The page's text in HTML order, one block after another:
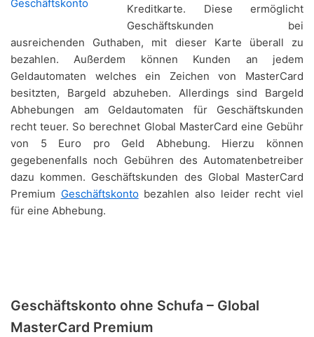
Kreditkarte. Diese ermöglicht
Geschäftskunden bei
ausreichenden Guthaben, mit dieser Karte überall zu
bezahlen. Außerdem können Kunden an jedem
Geldautomaten welches ein Zeichen von MasterCard
besitzten, Bargeld abzuheben. Allerdings sind Bargeld
Abhebungen am Geldautomaten für Geschäftskunden
recht teuer. So berechnet Global MasterCard eine Gebühr
von 5 Euro pro Geld Abhebung. Hierzu können
gegebenenfalls noch Gebühren des Automatenbetreiber
dazu kommen. Geschäftskunden des Global MasterCard
Premium Geschäftskontobezahlen also leider recht viel
für eine Abhebung.
Geschäftskonto ohne Schufa – Global
MasterCard Premium